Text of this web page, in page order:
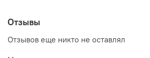
Отзывы
Отзывов еще никто не оставлял